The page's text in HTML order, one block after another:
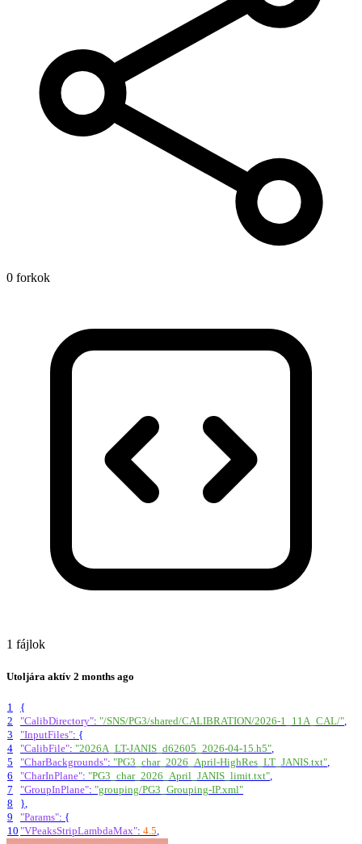
0 forkok
1 fájlok
Utoljára aktív 2 months ago
1
{
2
"CalibDirectory": "/SNS/PG3/shared/CALIBRATION/2026-1_11A_CAL/"
3
"InputFiles": {
4
"CalibFile": "2026A_LT-JANIS_d62605_2026-04-15.h5"
5
"CharBackgrounds": "PG3_char_2026_April-HighRes_LT_JANIS.txt"
6
"CharInPlane": "PG3_char_2026_April_JANIS_limit.txt"
7
"GroupInPlane": "grouping/PG3_Grouping-IP.xml"
8
}
9
"Params": {
10 "VPeaksStripLambdaMax": 4.5